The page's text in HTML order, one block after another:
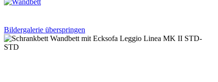
Bildergalerie überspringen